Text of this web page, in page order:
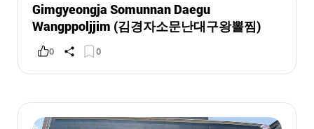
Gimgyeongja Somunnan Daegu
Wangppoljjim (김경자소문난대구왕뽈찜)
0 0